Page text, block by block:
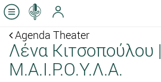
Agenda Theater
Λένα Κιτσοπούλου |
Μ.Α.Ι.Ρ.Ο.Υ.Λ.Α.